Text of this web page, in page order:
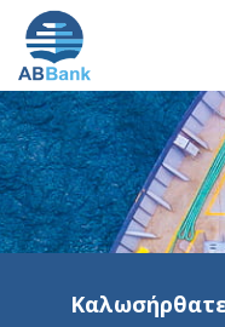
Παράκαμψη
προς
το
κυρίως
περιεχόμενο